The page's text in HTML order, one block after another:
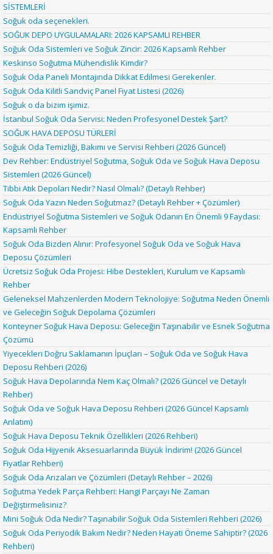
SİSTEMLERİ
Soğuk oda seçenekleri.
SOĞUK DEPO UYGULAMALARI: 2026 KAPSAMLI REHBER
Soğuk Oda Sistemleri ve Soğuk Zincir: 2026 Kapsamlı Rehber
Keskinso Soğutma Mühendislik Kimdir?
Soğuk Oda Paneli Montajında Dikkat Edilmesi Gerekenler.
Soğuk Oda Kilitli Sandviç Panel Fiyat Listesi (2026)
Soğuk o da bizim işimiz.
İstanbul Soğuk Oda Servisi: Neden Profesyonel Destek Şart?
SOĞUK HAVA DEPOSU TÜRLERİ
Soğuk Oda Temizliği, Bakımı ve Servisi Rehberi (2026 Güncel)
Dev Rehber: Endüstriyel Soğutma, Soğuk Oda ve Soğuk Hava Deposu
Sistemleri (2026 Güncel)
Tıbbi Atık Depoları Nedir? Nasıl Olmalı? (Detaylı Rehber)
Soğuk Oda Yazın Neden Soğutmaz? (Detaylı Rehber + Çözümler)
Endüstriyel Soğutma Sistemleri ve Soğuk Odanın En Önemli 9 Faydası:
Kapsamlı Rehber
Soğuk Oda Bizden Alınır: Profesyonel Soğuk Oda ve Soğuk Hava
Deposu Çözümleri
Ücretsiz Soğuk Oda Projesi: Hibe Destekleri, Kurulum ve Kapsamlı
Rehber
Geleneksel Mahzenlerden Modern Teknolojiye: Soğutma Neden Önemli
ve Geleceğin Soğuk Depolama Çözümleri
Konteyner Soğuk Hava Deposu: Geleceğin Taşınabilir ve Esnek Soğutma
Çözümü
Yiyecekleri Doğru Saklamanın İpuçları – Soğuk Oda ve Soğuk Hava
Deposu Rehberi (2026)
Soğuk Hava Depolarında Nem Kaç Olmalı? (2026 Güncel ve Detaylı
Rehber)
Soğuk Oda ve Soğuk Hava Deposu Rehberi (2026 Güncel Kapsamlı
Anlatım)
Soğuk Hava Deposu Teknik Özellikleri (2026 Rehberi)
Soğuk Oda Hijyenik Aksesuarlarında Büyük İndirim! (2026 Güncel
Fiyatlar Rehberi)
Soğuk Oda Arızaları ve Çözümleri (Detaylı Rehber – 2026)
Soğutma Yedek Parça Rehberi: Hangi Parçayı Ne Zaman
Değiştirmelisiniz?
Mini Soğuk Oda Nedir? Taşınabilir Soğuk Oda Sistemleri Rehberi (2026)
Soğuk Oda Periyodik Bakım Nedir? Neden Hayati Öneme Sahiptir? (2026
Rehberi)